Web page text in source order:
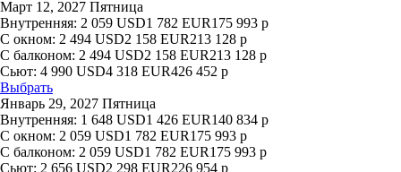
Март 12, 2027 Пятница
Внутренняя: 2 059 USD1 782 EUR175 993 р
С окном: 2 494 USD2 158 EUR213 128 р
С балконом: 2 494 USD2 158 EUR213 128 р
Сьют: 4 990 USD4 318 EUR426 452 р
Выбрать
Январь 29, 2027 Пятница
Внутренняя: 1 648 USD1 426 EUR140 834 р
С окном: 2 059 USD1 782 EUR175 993 р
С балконом: 2 059 USD1 782 EUR175 993 р
Сьют: 2 656 USD2 298 EUR226 954 р